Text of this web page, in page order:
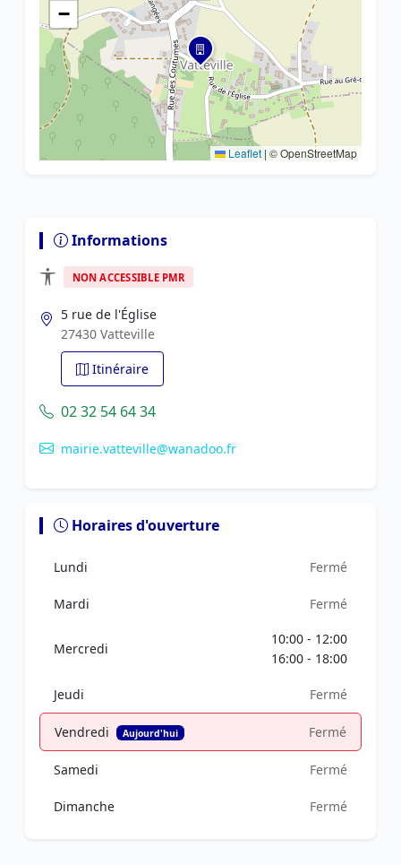
−
Leaflet | © OpenStreetMap
Informations
NON ACCESSIBLE PMR
5 rue de l'Église
27430 Vatteville
Itinéraire
02 32 54 64 34
mairie.vatteville@wanadoo.fr
Horaires d'ouverture
Lundi Fermé
Mardi Fermé
Mercredi
10:00 - 12:00
16:00 - 18:00
Jeudi Fermé
Vendredi Aujourd'hui Fermé
Samedi Fermé
Dimanche Fermé